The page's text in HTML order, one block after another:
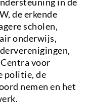
de erkende
scholen,
onderwijs,
voor
politie, de
nemen en het